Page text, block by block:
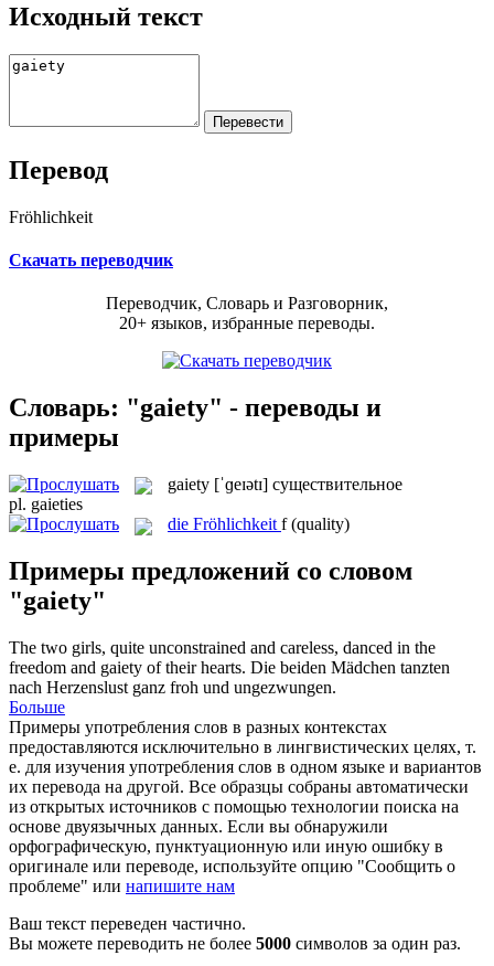
Исходный текст
Перевод
Fröhlichkeit
Скачать переводчик
Переводчик, Словарь и Разговорник,
20+ языков, избранные переводы.
Словарь: "gaiety" - переводы и
примеры
gaiety [ˈɡeɪətɪ] существительное
pl. gaieties
die Fröhlichkeit f (quality)
Примеры предложений со словом
"gaiety"
The two girls, quite unconstrained and careless, danced in the
freedom and gaiety of their hearts. Die beiden Mädchen tanzten
nach Herzenslust ganz froh und ungezwungen.
Больше
Примеры употребления слов в разных контекстах
предоставляются исключительно в лингвистических целях, т.
е. для изучения употребления слов в одном языке и вариантов
их перевода на другой. Все образцы собраны автоматически
из открытых источников с помощью технологии поиска на
основе двуязычных данных. Если вы обнаружили
орфографическую, пунктуационную или иную ошибку в
оригинале или переводе, используйте опцию "Сообщить о
проблеме" или напишите нам
Ваш текст переведен частично.
Вы можете переводить не более 5000 символов за один раз.